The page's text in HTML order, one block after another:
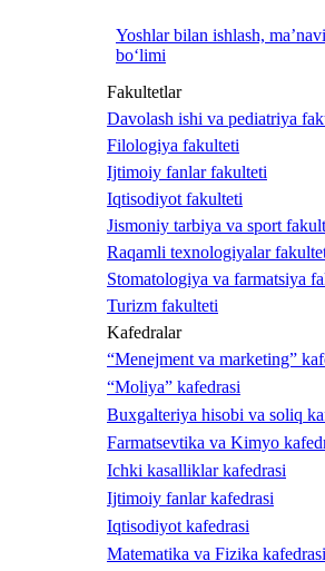
Yoshlar bilan ishlash,
bo‘limi
Fakultetlar
Davolash ishi va pediatriya
Filologiya fakulteti
Ijtimoiy fanlar fakulteti
Iqtisodiyot fakulteti
Jismoniy tarbiya va sport
Raqamli texnologiyalar
Stomatologiya va farmatsiya
Turizm fakulteti
Kafedralar
“Menejment va marketing”
“Moliya” kafedrasi
Buxgalteriya hisobi va soliq
Farmatsevtika va Kimyo
Ichki kasalliklar kafedrasi
Ijtimoiy fanlar kafedrasi
Iqtisodiyot kafedrasi
Matematika va Fizika kafedrasi